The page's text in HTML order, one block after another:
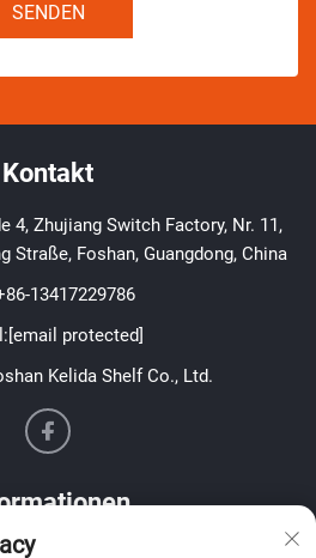
SENDEN
Kontakt
4, Zhujiang Switch Factory, Nr. 11,
Straße, Foshan, Guangdong, China
13417229786
[email protected]
Kelida Shelf Co., Ltd.